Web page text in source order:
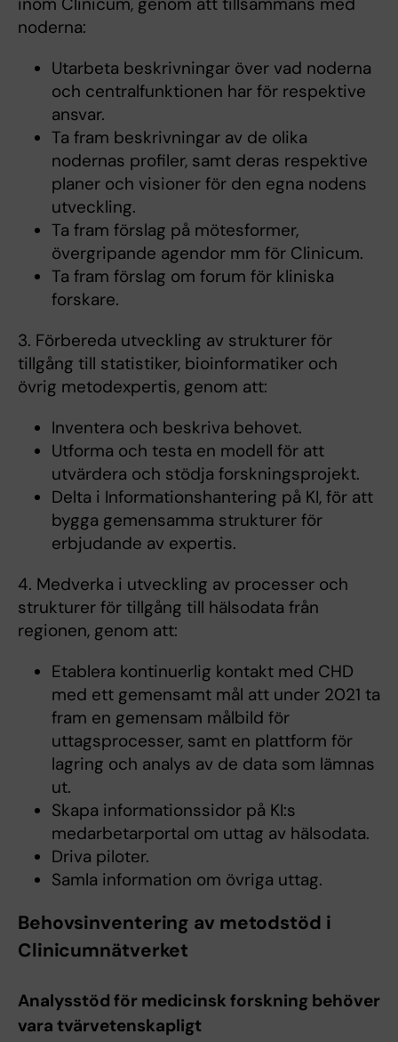
noderna:
Utarbeta beskrivningar över vad noderna
och centralfunktionen har för respektive
ansvar.
Ta fram beskrivningar av de olika
nodernas profiler, samt deras respektive
planer och visioner för den egna nodens
utveckling.
Ta fram förslag på mötesformer,
övergripande agendor mm för Clinicum.
Ta fram förslag om forum för kliniska
forskare.
3. Förbereda utveckling av strukturer för
tillgång till statistiker, bioinformatiker och
övrig metodexpertis, genom att:
Inventera och beskriva behovet.
Utforma och testa en modell för att
utvärdera och stödja forskningsprojekt.
Delta i Informationshantering på KI, för att
bygga gemensamma strukturer för
erbjudande av expertis.
4. Medverka i utveckling av processer och
strukturer för tillgång till hälsodata från
regionen, genom att:
Etablera kontinuerlig kontakt med CHD
med ett gemensamt mål att under 2021 ta
fram en gemensam målbild för
uttagsprocesser, samt en plattform för
lagring och analys av de data som lämnas
ut.
Skapa informationssidor på KI:s
medarbetarportal om uttag av hälsodata.
Driva piloter.
Samla information om övriga uttag.
Behovsinventering av metodstöd i
Clinicumnätverket
Analysstöd för medicinsk forskning behöver
vara tvärvetenskapligt